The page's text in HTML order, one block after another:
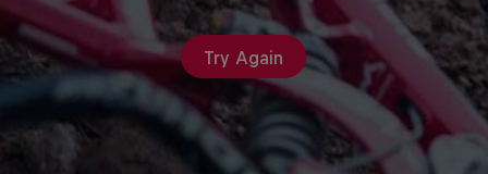
Try Again